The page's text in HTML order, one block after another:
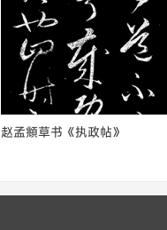
赵孟頫草书《执政帖》